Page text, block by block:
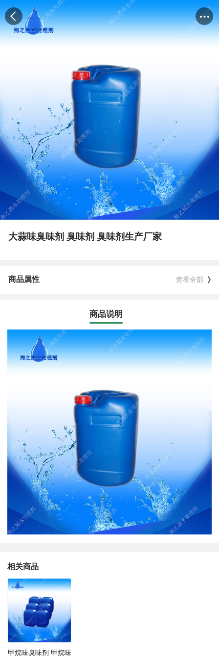
大蒜味臭味剂 臭味剂 臭味剂生产厂家
商品属性 查看全部
商品说明
相关商品
甲烷味臭味剂 甲烷味